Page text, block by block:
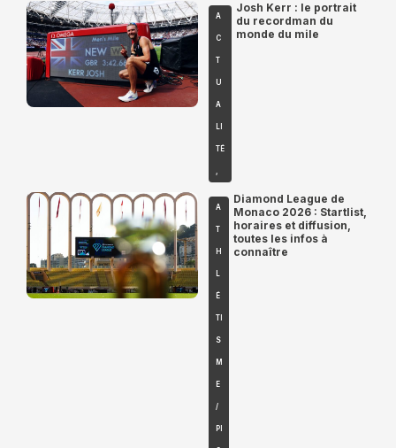
A
C
T
U
A
LI
TÉ
,
Josh Kerr : le portrait
du recordman du
monde du mile
A
T
H
L
É
TI
S
M
E
/
PI
Diamond League de
Monaco 2026 : Startlist,
horaires et diffusion,
toutes les infos à
connaître